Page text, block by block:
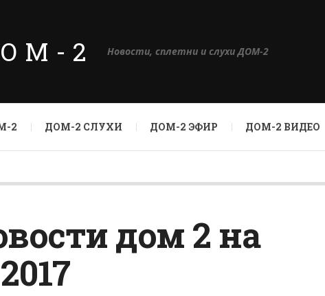
2 Новости, сплетни и слухи ДОМ-2
2 ДОМ-2 СЛУХИ ДОМ-2 ЭФИР ДОМ-2 ВИДЕО
дом 2 на